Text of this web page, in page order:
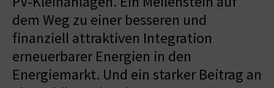
dem Weg zu einer besseren und
finanziell attraktiven Integration
erneuerbarer Energien in den
Energiemarkt. Und ein starker Beitrag an